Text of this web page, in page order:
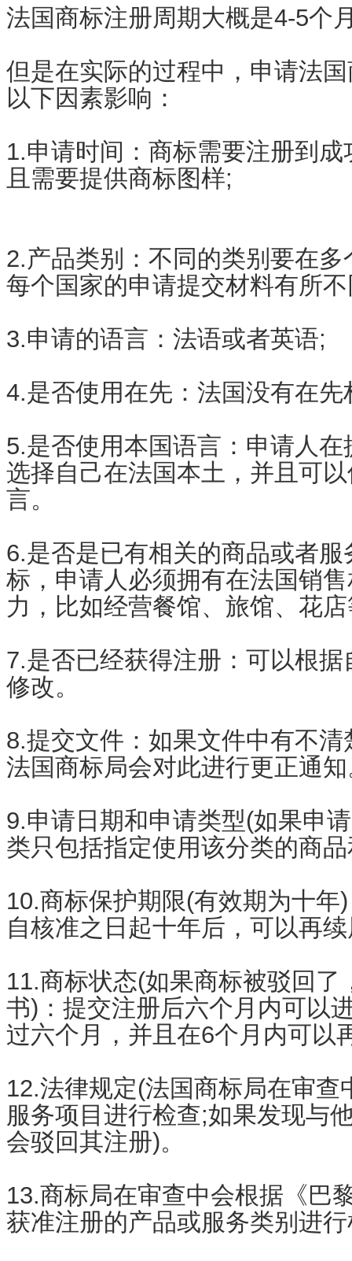
法国商标注册周期大概是4-5个
但是在实际的过程中，申请法
以下因素影响：
1.申请时间：商标需要注册到
且需要提供商标图样;
2.产品类别：不同的类别要在
每个国家的申请提交材料有所
3.申请的语言：法语或者英语;
4.是否使用在先：法国没有在先
5.是否使用本国语言：申请人
选择自己在法国本土，并且可
言。
6.是否是已有相关的商品或者
标，申请人必须拥有在法国销
力，比如经营餐馆、旅馆、花
7.是否已经获得注册：可以根
修改。
8.提交文件：如果文件中有不
法国商标局会对此进行更正通
9.申请日期和申请类型(如果申
类只包括指定使用该分类的商
10.商标保护期限(有效期为十年
自核准之日起十年后，可以再
11.商标状态(如果商标被驳回了
书)：提交注册后六个月内可以
过六个月，并且在6个月内可以
12.法律规定(法国商标局在审查
服务项目进行检查;如果发现与
会驳回其注册)。
13.商标局在审查中会根据《巴
获准注册的产品或服务类别进